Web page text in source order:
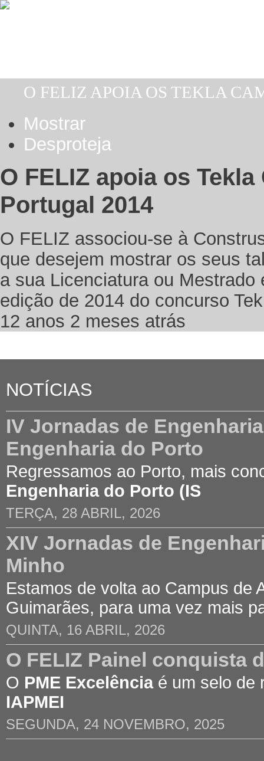
Passar para o conteúdo principal
Está aqui
O FELIZ APOIA OS TEKLA
Separadores primários
Mostrar
Desproteja
O FELIZ apoia os
Portugal 2014
O FELIZ associou-se à
que desejem mostrar os seus
a sua Licenciatura ou
edição de 2014 do concurso
12 anos 2 meses atrás
NOTÍCIAS
IV Jornadas de
Engenharia do Porto
Regressamos ao Porto, mais
Engenharia do Porto (IS
TERÇA, 28 ABRIL, 2026
XIV Jornadas de
Minho
Estamos de volta ao Campus de
Guimarães, para uma vez mais
QUINTA, 16 ABRIL, 2026
O FELIZ Painel conquista
O PME Excelênciaé um selo de
IAPMEI
SEGUNDA, 24 NOVEMBRO, 2025